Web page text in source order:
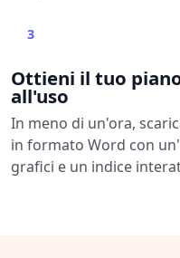
3
Ottieni il tuo
all'uso
In meno di un'ora,
in formato Word con
grafici e un indice